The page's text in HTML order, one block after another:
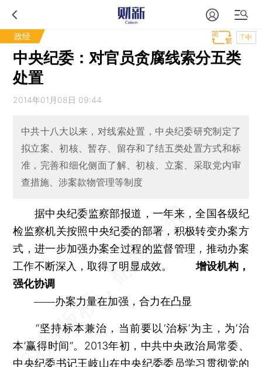
政经 T中
中央纪委：对官员贪腐线索分五类
处置
2014年01月08日 09:44
中共十八大以来，对线索处置，中央纪委研究制定了
拟立案、初核、暂存、留存和了结五类处置方式和标
准，完善和细化侧面了解、初核、立案、采取党内审
查措施、涉案款物管理等制度
据中央纪委监察部报道，一年来，全国各级纪
检监察机关按照中央纪委的部署，积极转变办案方
式，进一步加强办案全过程的监督管理，推动办案
工作不断深入，取得了明显成效。增设机构，
强化协调
——办案力量在加强，合力在凸显
“坚持标本兼治，当前要以‘治标’为主，为‘治
本’赢得时间”。2013年初，中共中央政治局常委、
中央纪委书记王岐山在中央纪委委员学习贯彻党的